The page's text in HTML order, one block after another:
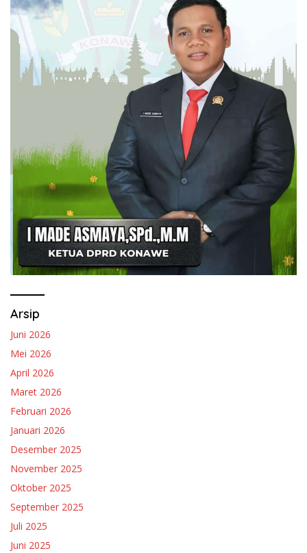
Arsip
Juni 2026
Mei 2026
April 2026
Maret 2026
Februari 2026
Januari 2026
Desember 2025
November 2025
Oktober 2025
September 2025
Juli 2025
Juni 2025